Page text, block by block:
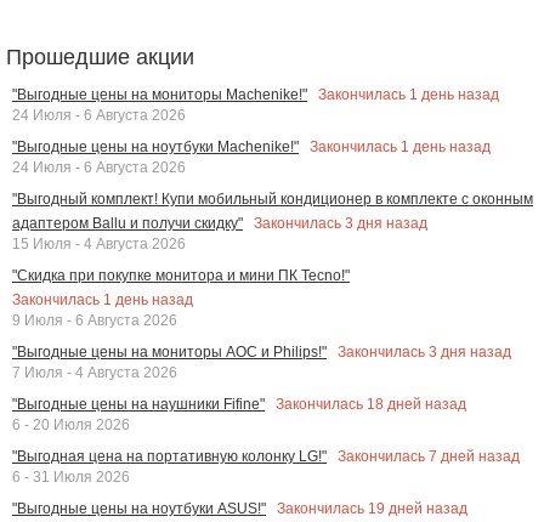
Прошедшие акции
"Выгодные цены на мониторы Machenike!" Закончилась 1 день назад
24 Июля - 6 Августа 2026
"Выгодные цены на ноутбуки Machenike!"
Закончилась 1 день назад
24 Июля - 6 Августа 2026
"Выгодный комплект! Купи мобильный кондиционер в комплекте с оконным
адаптером Ballu и получи скидку"
Закончилась 3 дня назад
15 Июля - 4 Августа 2026
"Скидка при покупке монитора и мини ПК Tecno!"
Закончилась 1 день назад
9 Июля - 6 Августа 2026
"Выгодные цены на мониторы AOC и Philips!"
Закончилась 3 дня назад
7 Июля - 4 Августа 2026
"Выгодные цены на наушники Fifine"
Закончилась 18 дней назад
6 - 20 Июля 2026
"Выгодная цена на портативную колонку LG!"
Закончилась 7 дней назад
6 - 31 Июля 2026
"Выгодные цены на ноутбуки ASUS!"
Закончилась 19 дней назад